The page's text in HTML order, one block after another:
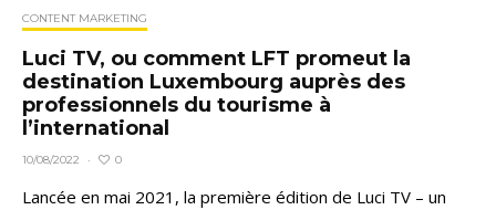
CONTENT MARKETING
Luci TV, ou comment LFT promeut la
destination Luxembourg auprès des
professionnels du tourisme à
l’international
10/08/2022 · 0
Lancée en mai 2021, la première édition de Luci TV – un